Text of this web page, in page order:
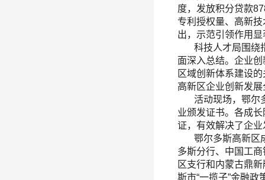
度，发放积分贷款
专利授权量、高新
出，示范引领作用显
科技人才局围绕指
面深入总结。企业创
区域创新体系建设
高新区企业创新发
活动现场，鄂尔多
业颁发证书。各成
证，有效解决了企
鄂尔多斯高新区成
多斯分行、中国工
区支行和内蒙古鼎
斯市“一揽子”金融